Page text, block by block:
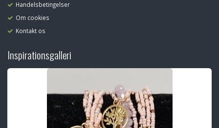
Handelsbetingelser
Om cookies
Kontakt os
Inspirationsgalleri